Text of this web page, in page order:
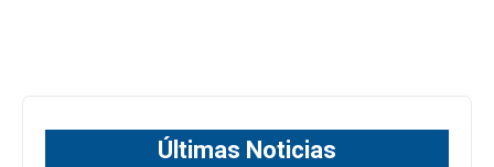
Últimas Noticias